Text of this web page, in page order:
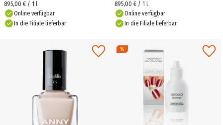
895,00 € / 1 l
Online verfügbar
In die Filiale lieferbar
895,00 € / 1 l
Online verfügbar
In die Filiale lieferbar